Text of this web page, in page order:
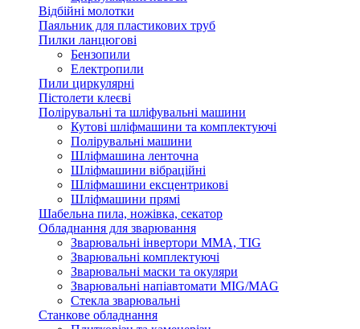
Відбійні молотки
Паяльник для пластикових труб
Пилки ланцюгові
Бензопили
Електропили
Пили циркулярні
Пістолети клеєві
Полірувальні та шліфувальні машини
Кутові шліфмашини та комплектуючі
Полірувальні машини
Шліфмашина ленточна
Шліфмашини вібраційні
Шліфмашини ексцентрикові
Шліфмашини прямі
Шабельна пила, ножівка, секатор
Обладнання для зварювання
Зварювальні інвертори ММА, TIG
Зварювальні комплектуючі
Зварювальні маски та окуляри
Зварювальні напіавтомати MIG/MAG
Стекла зварювальні
Станкове обладнання